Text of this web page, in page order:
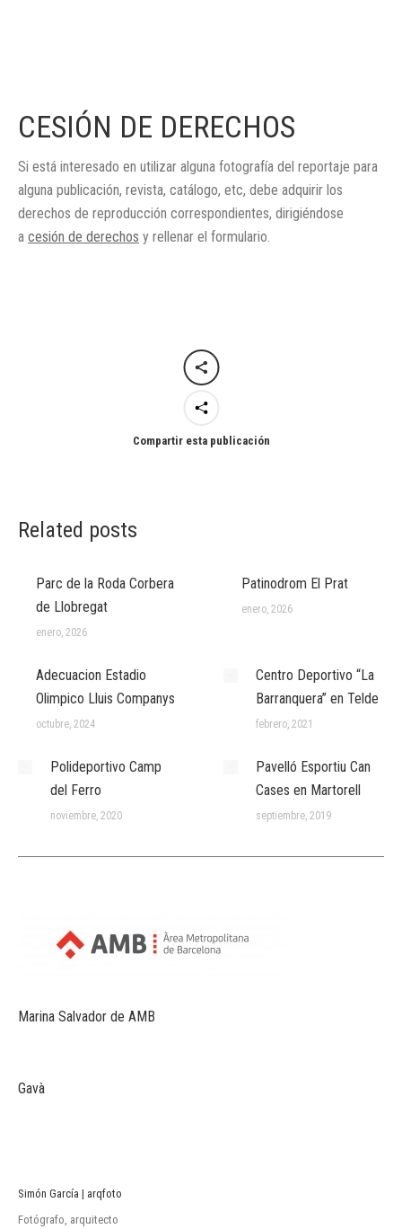
CESIÓN DE DERECHOS
Si está interesado en utilizar alguna fotografía del reportaje para
alguna publicación, revista, catálogo, etc, debe adquirir los
derechos de reproducción correspondientes, dirigiéndose
a cesión de derechos y rellenar el formulario.
Compartir esta publicación
Related posts
Parc de la Roda Corbera
de Llobregat
enero, 2026
Patinodrom El Prat
enero, 2026
Adecuacion Estadio
Olimpico Lluis Companys
octubre, 2024
Centro Deportivo “La
Barranquera” en Telde
febrero, 2021
Polideportivo Camp
del Ferro
noviembre, 2020
Pavelló Esportiu Can
Cases en Martorell
septiembre, 2019
Marina Salvador de AMB
Gavà
Simón García | arqfoto
Fotógrafo, arquitecto